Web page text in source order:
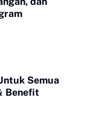
Semua
Benefit